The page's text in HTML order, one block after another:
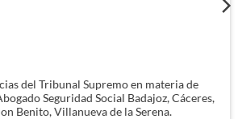
del Tribunal Supremo en materia de
Seguridad Social Badajoz, Cáceres,
Benito, Villanueva de la Serena.